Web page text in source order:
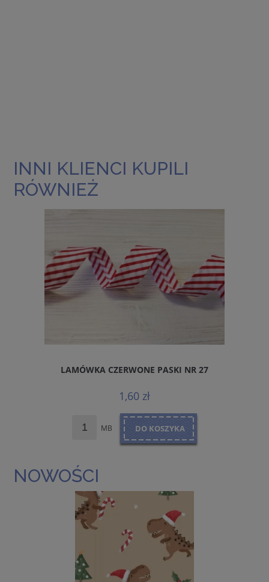
INNI KLIENCI KUPILI
RÓWNIEŻ
LAMÓWKA CZERWONE PASKI NR 27
1,60 zł
MB DO KOSZYKA
NOWOŚCI